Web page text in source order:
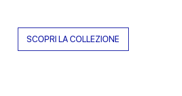
SCOPRI LA COLLEZIONE